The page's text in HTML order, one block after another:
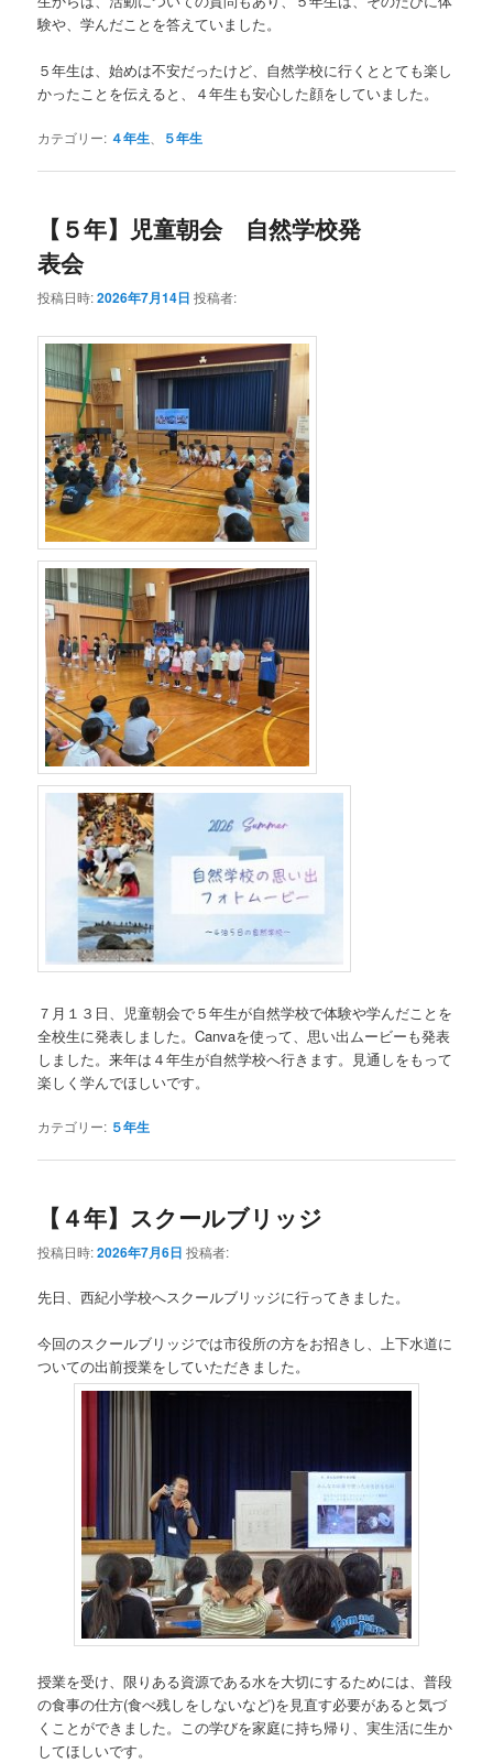
験や、学んだことを答えていました。
５年生は、始めは不安だったけど、自然学校に行くととても楽し
かったことを伝えると、４年生も安心した顔をしていました。
カテゴリー: ４年生 ５年生
【５年】児童朝会 自然学校発
表会
投稿日時:2026年7月14日 投稿者:
７月１３日、児童朝会で５年生が自然学校で体験や学んだことを
全校生に発表しました。Canvaを使って、思い出ムービーも発表
しました。来年は４年生が自然学校へ行きます。見通しをもって
楽しく学んでほしいです。
カテゴリー: ５年生
【４年】スクールブリッジ
投稿日時:2026年7月6日 投稿者:
先日、西紀小学校へスクールブリッジに行ってきました。
今回のスクールブリッジでは市役所の方をお招きし、上下水道に
ついての出前授業をしていただきました。
授業を受け、限りある資源である水を大切にするためには、普段
の食事の仕方(食べ残しをしないなど)を見直す必要があると気づ
くことができました。この学びを家庭に持ち帰り、実生活に生か
してほしいです。